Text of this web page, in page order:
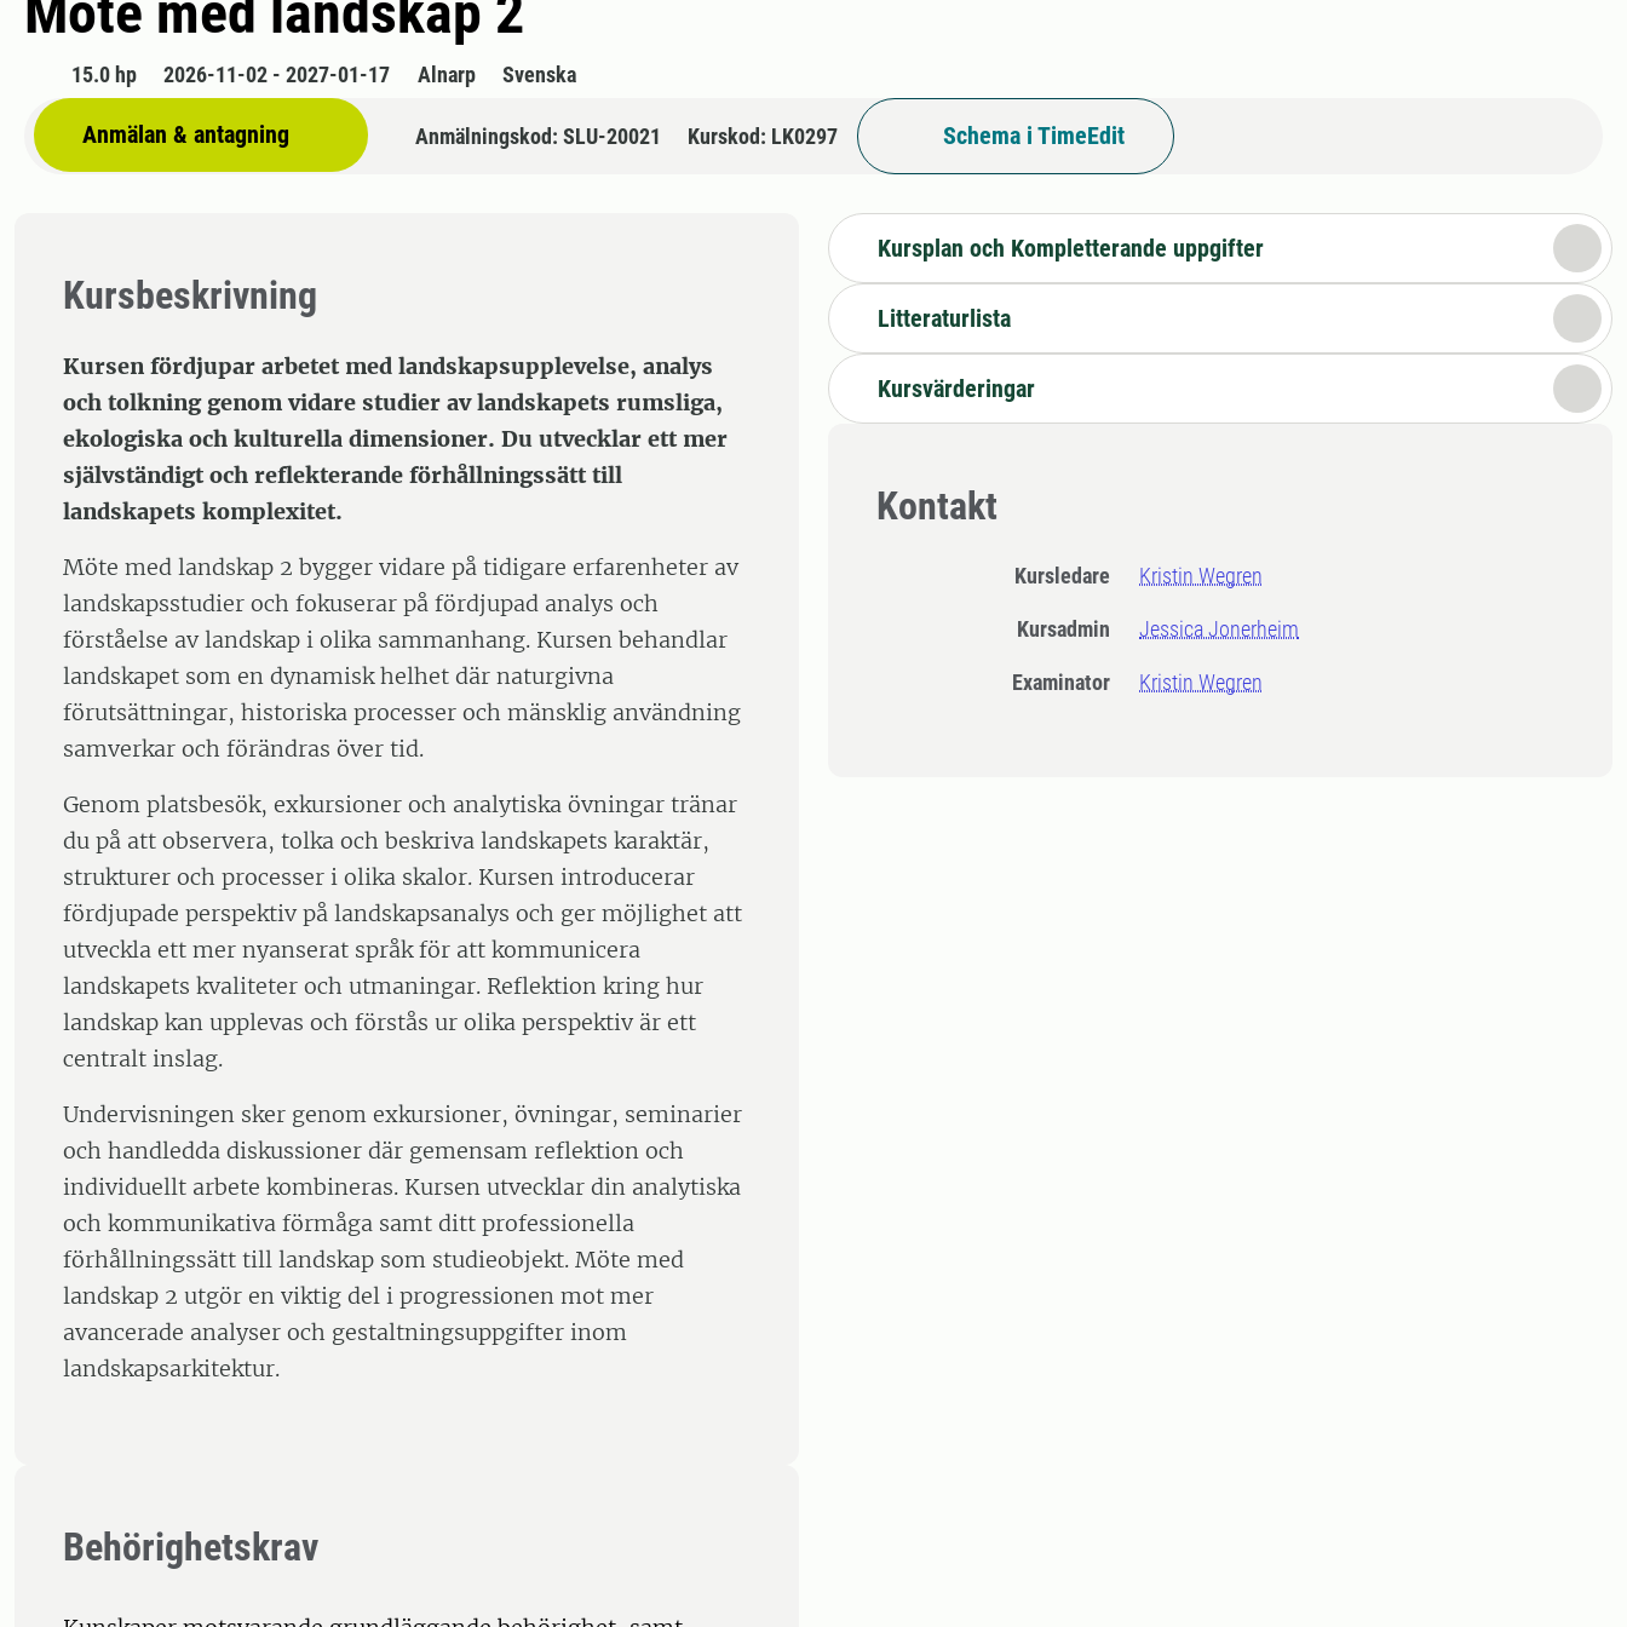
15.0 hp 2026-11-02 - 2027-01-17 Alnarp Svenska
Anmälan & antagning Anmälningskod: SLU-20021 Kurskod: LK0297 Schema i TimeEdit
Kursbeskrivning
Kursen fördjupar arbetet med landskapsupplevelse, analys
och tolkning genom vidare studier av landskapets rumsliga,
ekologiska och kulturella dimensioner. Du utvecklar ett mer
självständigt och reflekterande förhållningssätt till
landskapets komplexitet.
Möte med landskap 2 bygger vidare på tidigare erfarenheter av
landskapsstudier och fokuserar på fördjupad analys och
förståelse av landskap i olika sammanhang. Kursen behandlar
landskapet som en dynamisk helhet där naturgivna
förutsättningar, historiska processer och mänsklig användning
samverkar och förändras över tid.
Genom platsbesök, exkursioner och analytiska övningar tränar
du på att observera, tolka och beskriva landskapets karaktär,
strukturer och processer i olika skalor. Kursen introducerar
fördjupade perspektiv på landskapsanalys och ger möjlighet att
utveckla ett mer nyanserat språk för att kommunicera
landskapets kvaliteter och utmaningar. Reflektion kring hur
landskap kan upplevas och förstås ur olika perspektiv är ett
centralt inslag.
Undervisningen sker genom exkursioner, övningar, seminarier
och handledda diskussioner där gemensam reflektion och
individuellt arbete kombineras. Kursen utvecklar din analytiska
och kommunikativa förmåga samt ditt professionella
förhållningssätt till landskap som studieobjekt. Möte med
landskap 2 utgör en viktig del i progressionen mot mer
avancerade analyser och gestaltningsuppgifter inom
landskapsarkitektur.
Behörighetskrav
Kursplan och Kompletterande uppgifter
Litteraturlista
Kursvärderingar
Kontakt
Kursledare Kristin Wegren
Kursadmin Jessica Jonerheim
Examinator Kristin Wegren